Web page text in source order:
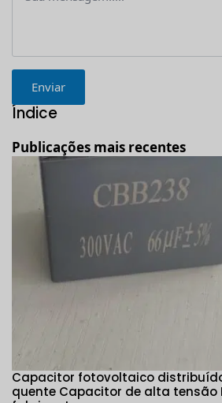
Enviar
Índice
Publicações mais recentes
1KV～5KV 100μF～6000μF Cucab
Armazenamento de energia de